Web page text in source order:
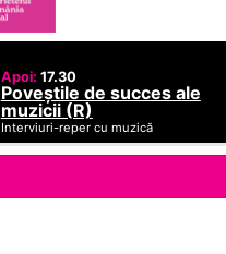
Apoi: 17.30
Poveștile de succes ale
muzicii (R)
Interviuri-reper cu muzică